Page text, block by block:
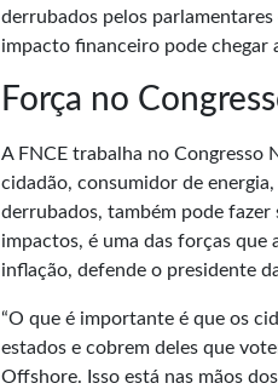
derrubados pelos
impacto financeiro pode chegar
Força no
A FNCE trabalha no Congresso
cidadão, consumidor de
derrubados, também pode
impactos, é uma das forças que
inflação, defende o presidente
“O que é importante é que os
estados e cobrem deles que
Offshore. Isso está nas mãos